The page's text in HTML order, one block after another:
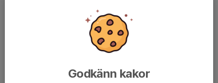
Godkänn kakor